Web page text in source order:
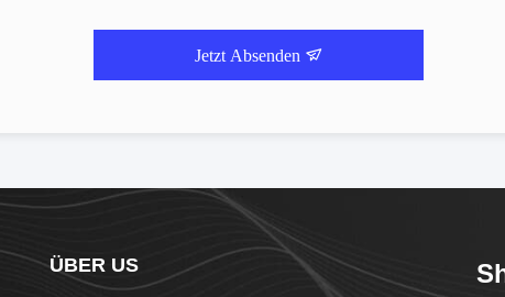
Jetzt Absenden
ÜBER US